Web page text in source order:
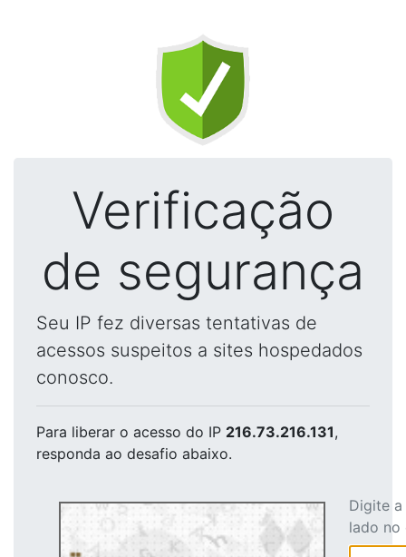
Verificação
de segurança
Seu IP fez diversas tentativas de
acessos suspeitos a sites hospedados
conosco.
Para liberar o acesso do IP 216.73.216.131,
responda ao desafio abaixo.
Digite
lado no